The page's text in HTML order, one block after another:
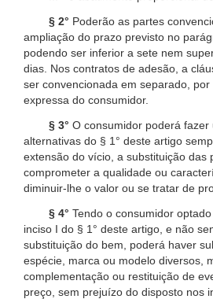
§ 2° Poderão as partes
ampliação do prazo previsto no
podendo ser inferior a sete nem
dias. Nos contratos de adesão, a
ser convencionada em separado,
expressa do consumidor.
§ 3° O consumidor poderá fazer
alternativas do § 1° deste artigo
extensão do vício, a substituição das
comprometer a qualidade ou
diminuir-lhe o valor ou se tratar de
§ 4° Tendo o consumidor
inciso I do § 1° deste artigo, e não
substituição do bem, poderá haver
espécie, marca ou modelo diversos,
complementação ou restituição de
preço, sem prejuízo do disposto nos